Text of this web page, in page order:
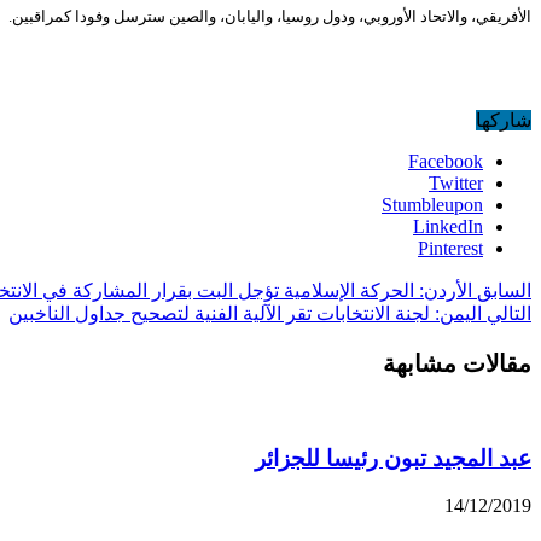
الأفريقي، والاتحاد الأوروبي، ودول روسيا، واليابان، والصين سترسل وفودا كمراقبين.
شاركها
Facebook
Twitter
Stumbleupon
LinkedIn
Pinterest
السابق الأردن: الحركة الإسلامية تؤجل البت بقرار المشاركة في
التالي اليمن: لجنة الانتخابات تقر الآلية الفنية لتصحيح جداول الناخبين
مقالات مشابهة
عبد المجيد تبون رئيسا للجزائر
14/12/2019